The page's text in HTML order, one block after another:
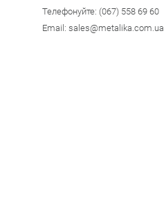
Телефонуйте: (067) 558 69 60
Email: sales@metalika.com.ua